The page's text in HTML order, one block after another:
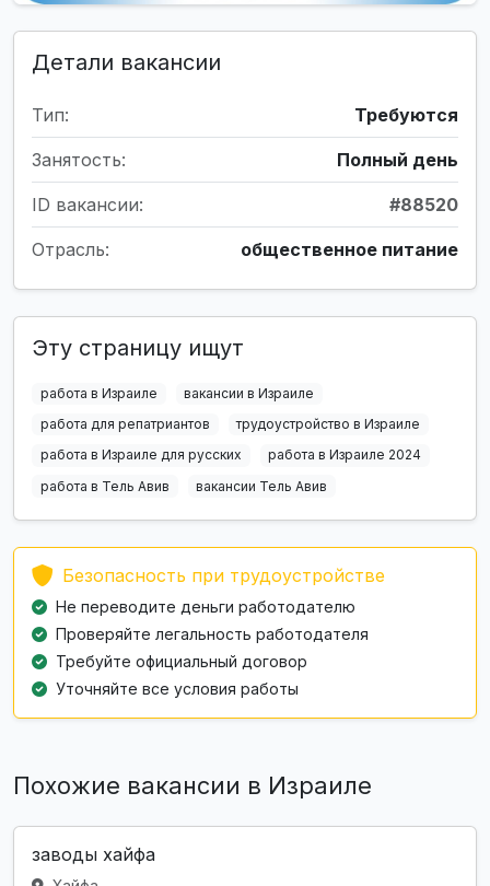
Детали вакансии
Тип: Требуются
Занятость: Полный день
ID вакансии: #88520
Отрасль: общественное питание
Эту страницу ищут
работа в Израиле
вакансии в Израиле
работа для репатриантов
трудоустройство в Израиле
работа в Израиле для русских
работа в Израиле 2024
работа в Тель Авив
вакансии Тель Авив
Безопасность при трудоустройстве
Не переводите деньги работодателю
Проверяйте легальность работодателя
Требуйте официальный договор
Уточняйте все условия работы
Похожие вакансии в Израиле
заводы хайфа